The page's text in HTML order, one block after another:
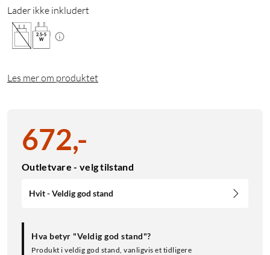
Lader ikke inkludert
2.5-5
W
Les mer om produktet
672,-
Outletvare - velg tilstand
Hvit - Veldig god stand
Hva betyr "Veldig god stand"?
Produkt i veldig god stand, vanligvis et tidligere